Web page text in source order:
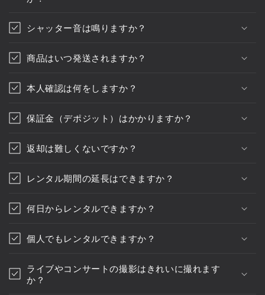
シャッター音は鳴りますか？
商品はいつ発送されますか？
本人確認は何をしますか？
保証金（デポジット）はかかりますか？
返却は難しくないですか？
レンタル期間の延長はできますか？
何日からレンタルできますか？
個人でもレンタルできますか？
ライブやコンサートの撮影はきれいに撮れます
か？